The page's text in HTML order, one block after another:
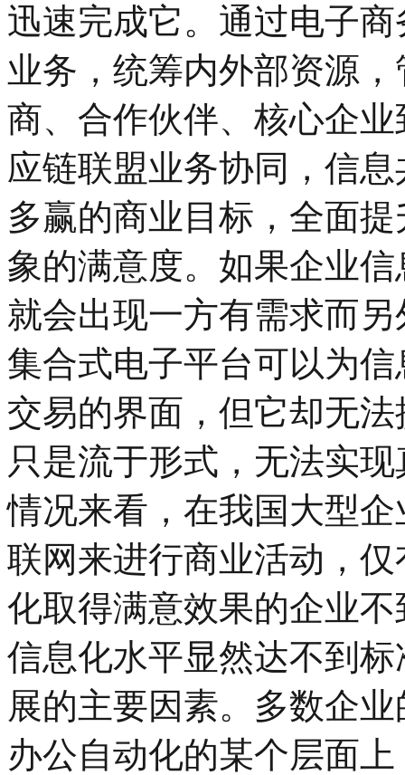
迅速完成它。通过电子
业务，统筹内外部资源
商、合作伙伴、核心企
应链联盟业务协同，信
多赢的商业目标，全面
象的满意度。如果企业
就会出现一方有需求而
集合式电子平台可以为
交易的界面，但它却无
只是流于形式，无法实
情况来看，在我国大型
联网来进行商业活动，
化取得满意效果的企业
信息化水平显然达不到
展的主要因素。多数企
办公自动化的某个层面